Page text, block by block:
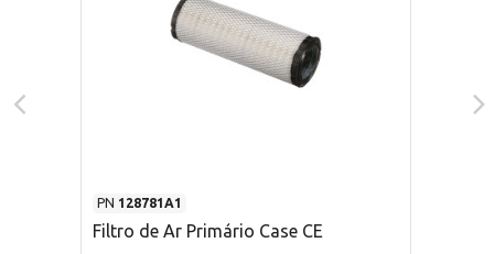
PN 128781A1
Filtro de Ar Primário Case CE